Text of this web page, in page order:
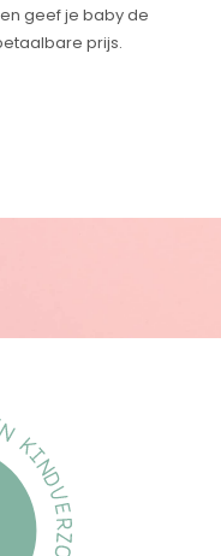
geef je baby de
prijs.